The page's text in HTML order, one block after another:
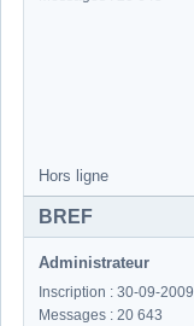
Hors ligne
BREF
Administrateur
Inscription : 30-09-2009
Messages : 20 643